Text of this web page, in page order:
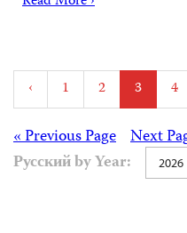
Posts
pagination
‹ 1 2 3 4
Posts
navigation
Next
« Previous Page
Русский by Year:
2026